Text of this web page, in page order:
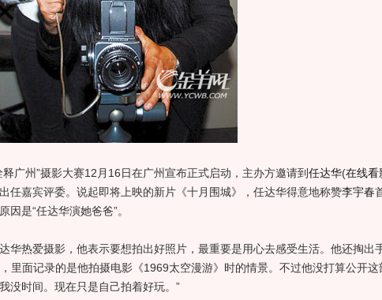
州”摄影大赛12月16日在广州宣布正式启动，主办方邀请到任达华(在线看
任嘉宾评委。说起即将上映的新片《十月围城》，任达华得意地称赞李宇春
因是“任达华演她爸爸”。
热爱摄影，他表示要想拍出好照片，最重要是用心去感受生活。他还掏出
里面记录的是他拍摄电影《1969太空漫游》时的情景。不过他没打算公开这
没时间。现在只是自己拍着好玩。”